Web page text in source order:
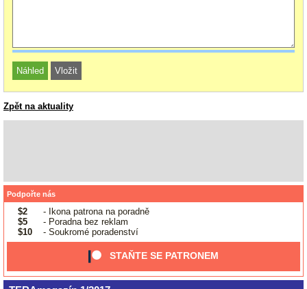
Zpět na aktuality
Podpořte nás
$2
- Ikona patrona na poradně
$5
- Poradna bez reklam
$10
- Soukromé poradenství
STAŇTE SE PATRONEM